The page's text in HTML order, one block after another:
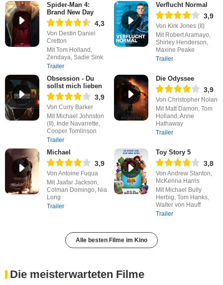
Spider-Man 4:
Brand New Day
4,3
Von Destin Daniel
Cretton
Mit Tom Holland,
Zendaya, Sadie Sink
Trailer
Verflucht Normal
3,9
Von Kirk Jones (II)
Mit Robert Aramayo,
Shirley Henderson,
Maxine Peake
Trailer
Obsession - Du
sollst mich lieben
3,9
Von Curry Barker
Mit Michael Johnston
(II), Inde Navarrette,
Cooper Tomlinson
Trailer
Die Odyssee
3,9
Von Christopher Nolan
Mit Matt Damon, Tom
Holland, Anne
Hathaway
Trailer
Michael
3,9
Von Antoine Fuqua
Mit Jaafar Jackson,
Colman Domingo, Nia
Long
Trailer
Toy Story 5
3,8
Von Andrew Stanton,
McKenna Harris
Mit Michael Bully
Herbig, Tom Hanks,
Walter von Hauff
Trailer
Alle besten Filme im Kino
Die meisterwarteten Filme